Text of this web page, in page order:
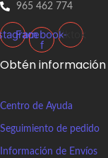
965 462 774
Facebook-
f
Tiktok
Obtén información
Centro de Ayuda
Seguimiento de pedido
Información de Envíos